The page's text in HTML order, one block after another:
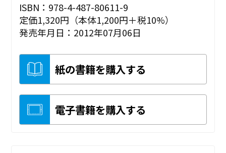
ISBN：978-4-487-80611-9
定価1,320円（本体1,200円＋税10%）
発売年月日：2012年07月06日
紙の書籍を購入する
電子書籍を購入する